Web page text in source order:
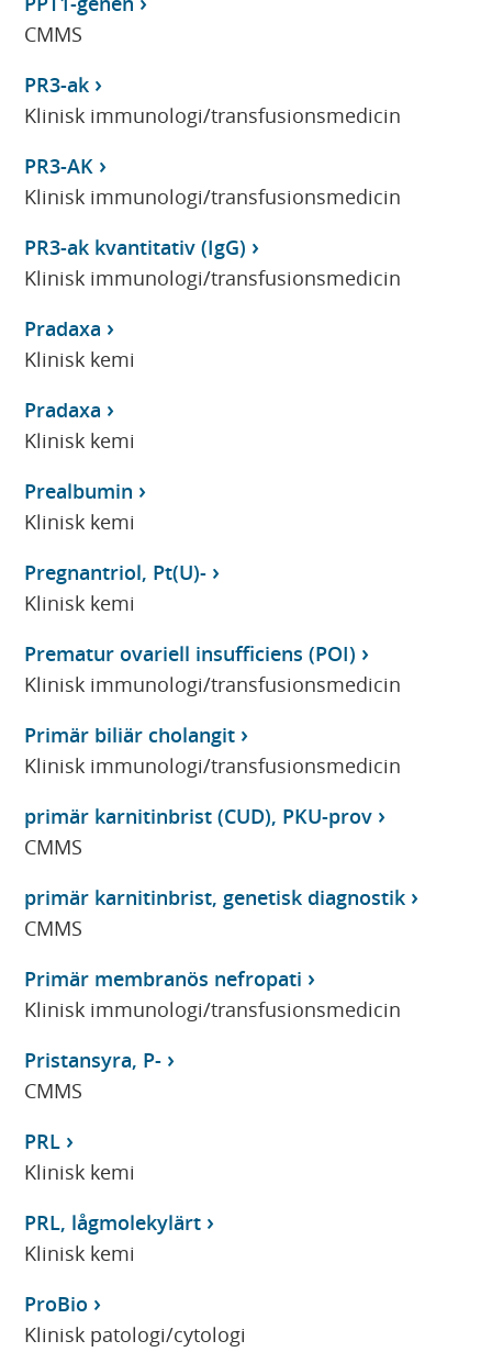
CMMS
PR3-ak
Klinisk immunologi/transfusionsmedicin
PR3-AK
Klinisk immunologi/transfusionsmedicin
PR3-ak kvantitativ (IgG)
Klinisk immunologi/transfusionsmedicin
Pradaxa
Klinisk kemi
Pradaxa
Klinisk kemi
Prealbumin
Klinisk kemi
Pregnantriol, Pt(U)-
Klinisk kemi
Prematur ovariell insufficiens (POI)
Klinisk immunologi/transfusionsmedicin
Primär biliär cholangit
Klinisk immunologi/transfusionsmedicin
primär karnitinbrist (CUD), PKU-prov
CMMS
primär karnitinbrist, genetisk diagnostik
CMMS
Primär membranös nefropati
Klinisk immunologi/transfusionsmedicin
Pristansyra, P-
CMMS
PRL
Klinisk kemi
PRL, lågmolekylärt
Klinisk kemi
ProBio
Klinisk patologi/cytologi